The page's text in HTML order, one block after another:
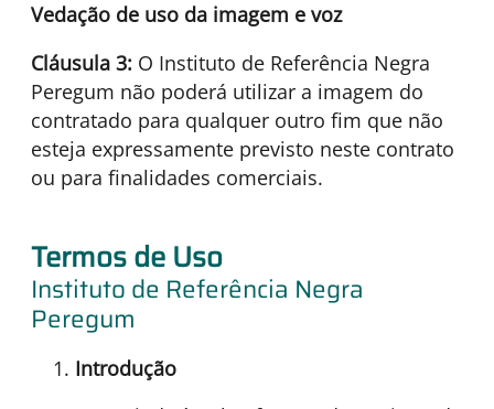
Vedação de uso da imagem e voz
Cláusula 3: O Instituto de Referência Negra
Peregum não poderá utilizar a imagem do
contratado para qualquer outro fim que não
esteja expressamente previsto neste contrato
ou para finalidades comerciais.
Termos de Uso
Instituto de Referência Negra
Peregum
Introdução